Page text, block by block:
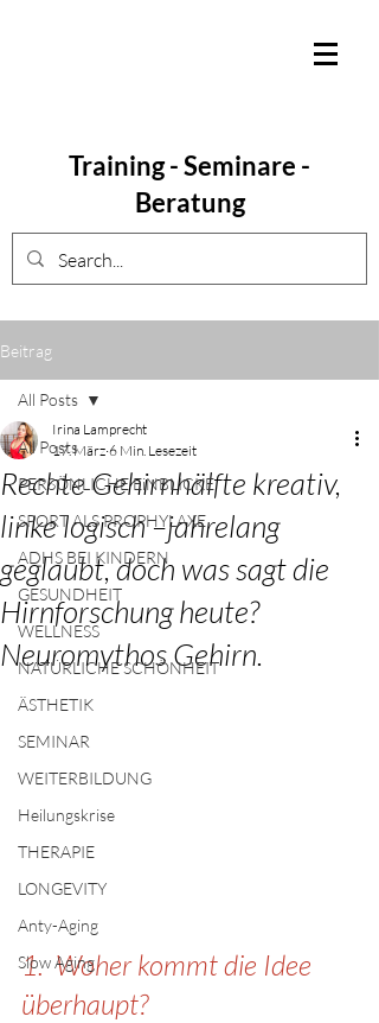
Training - Seminare -
Beratung
Beitrag
All Posts
PERSÖNLICHE EiNBLICKE
SPORT ALS PROPHYLAXE
ADHS BEI KINDERN
GESUNDHEIT
WELLNESS
NATÜRLICHE SCHÖNHEIT
ÄSTHETIK
SEMINAR
WEITERBILDUNG
Heilungskrise
THERAPIE
LONGEVITY
Anty-Aging
Slow Aging
All Posts
Rechte Gehirnhälfte kreativ,
linke logisch –jahrelang
geglaubt, doch was sagt die
Hirnforschung heute?
Neuromythos Gehirn.
Irina Lamprecht
17. März 6 Min. Lesezeit
1.  Woher kommt die Idee
überhaupt?